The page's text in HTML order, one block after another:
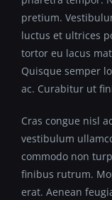
pretium.
luctus et ultrices
tortor eu lacus
Quisque semper
ac. Curabitur ut
Cras congue nisl
vestibulum
commodo non
finibus rutrum.
erat. Aenean